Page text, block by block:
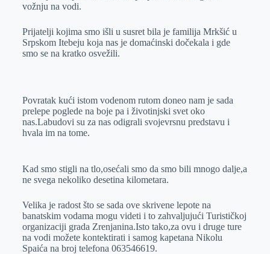
vožnju na vodi.
Prijatelji kojima smo išli u susret bila je familija Mrkšić u
Srpskom Itebeju koja nas je domaćinski dočekala i gde
smo se na kratko osvežili.
Povratak kući istom vodenom rutom doneo nam je sada
prelepe poglede na boje pa i životinjski svet oko
nas.Labudovi su za nas odigrali svojevrsnu predstavu i
hvala im na tome.
Kad smo stigli na tlo,osećali smo da smo bili mnogo dalje,a
ne svega nekoliko desetina kilometara.
Velika je radost što se sada ove skrivene lepote na
banatskim vodama mogu videti i to zahvaljujući Turističkoj
organizaciji grada Zrenjanina.Isto tako,za ovu i druge ture
na vodi možete kontektirati i samog kapetana Nikolu
Spaića na broj telefona 063546619.